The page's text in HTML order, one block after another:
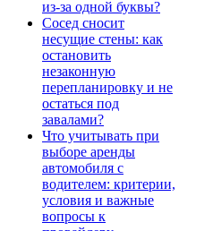
из-за одной буквы?
Сосед сносит
несущие стены: как
остановить
незаконную
перепланировку и не
остаться под
завалами?
Что учитывать при
выборе аренды
автомобиля с
водителем: критерии,
условия и важные
вопросы к